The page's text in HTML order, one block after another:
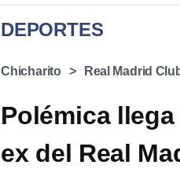
DEPORTES
Chicharito Real Madrid
Polémica
ex del Real